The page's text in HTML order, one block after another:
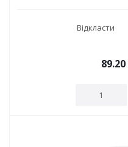
Відкласти
89.20